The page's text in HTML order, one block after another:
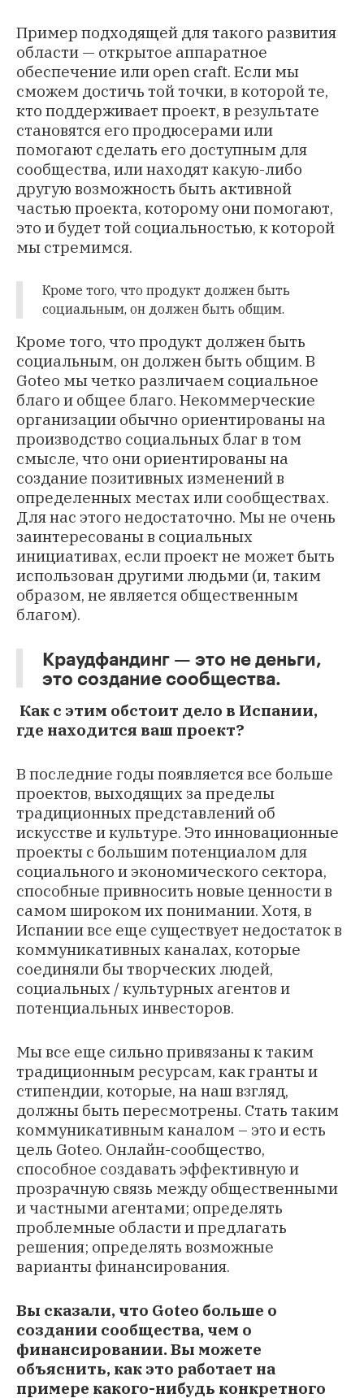
Пример подходящей для такого развития
области — открытое аппаратное
обеспечение или open craft. Если мы
сможем достичь той точки, в которой те,
кто поддерживает проект, в результате
становятся его продюсерами или
помогают сделать его доступным для
сообщества, или находят какую-либо
другую возможность быть активной
частью проекта, которому они помогают,
это и будет той социальностью, к которой
мы стремимся.
Кроме того, что продукт должен быть
социальным, он должен быть общим.
Кроме того, что продукт должен быть
социальным, он должен быть общим. В
Goteo мы четко различаем социальное
благо и общее благо. Некоммерческие
организации обычно ориентированы на
производство социальных благ в том
смысле, что они ориентированы на
создание позитивных изменений в
определенных местах или сообществах.
Для нас этого недостаточно. Мы не очень
заинтересованы в социальных
инициативах, если проект не может быть
использован другими людьми (и, таким
образом, не является общественным
благом).
Краудфандинг — это не деньги,
это создание сообщества.
Как с этим обстоит дело в Испании,
где находится ваш проект?
В последние годы появляется все больше
проектов, выходящих за пределы
традиционных представлений об
искусстве и культуре. Это инновационные
проекты с большим потенциалом для
социального и экономического сектора,
способные привносить новые ценности в
самом широком их понимании. Хотя, в
Испании все еще существует недостаток в
коммуникативных каналах, которые
соединяли бы творческих людей,
социальных / культурных агентов и
потенциальных инвесторов.
Мы все еще сильно привязаны к таким
традиционным ресурсам, как гранты и
стипендии, которые, на наш взгляд,
должны быть пересмотрены. Стать таким
коммуникативным каналом – это и есть
цель Goteo. Онлайн-сообщество,
способное создавать эффективную и
прозрачную связь между общественными
и частными агентами; определять
проблемные области и предлагать
решения; определять возможные
варианты финансирования.
Вы сказали, что Goteo больше о
создании сообщества, чем о
финансировании. Вы можете
объяснить, как это работает на
примере какого-нибудь конкретного